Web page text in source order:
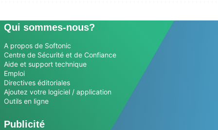
Qui sommes-nous?
A propos de Softonic
Centre de Sécurité et de Confiance
Aide et support technique
Emploi
Directives éditoriales
Ajoutez votre logiciel / application
Outils en ligne
Publicité